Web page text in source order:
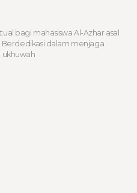
bagi mahasiswa Al-Azhar asal
Berdedikasi dalam menjaga